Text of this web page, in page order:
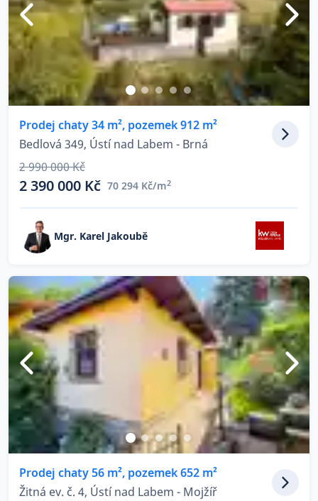
Prodej chaty 34 m², pozemek 912 m²
Bedlová 349, Ústí nad Labem - Brná
2 990 000 Kč
2 390 000 Kč 70 294 Kč/m2
Mgr. Karel Jakoubě
Prodej chaty 56 m², pozemek 652 m²
Žitná ev. č. 4, Ústí nad Labem - Mojžíř